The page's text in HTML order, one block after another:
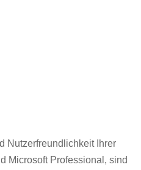
Nutzerfreundlichkeit Ihrer
Microsoft Professional, sind